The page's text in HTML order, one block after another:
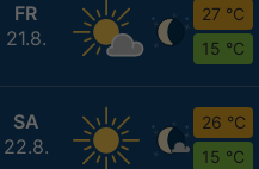
FR
21.8.
27 °C
15 °C
SA
22.8.
26 °C
15 °C